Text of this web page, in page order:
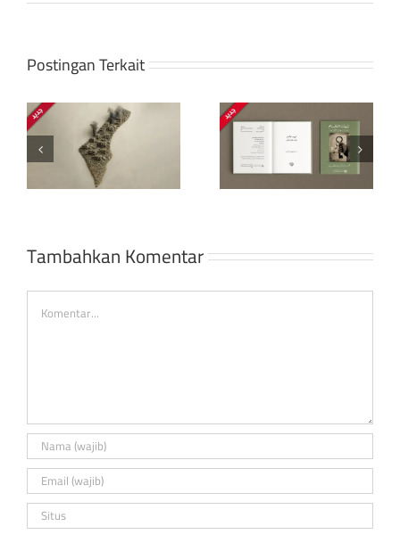
Postingan Terkait
Meneguhkan
langkah: dalam
keyakinan atas
perkara-perkara
Bagaimana Israel
model
pemerintahannya
kepada Trump
dan Eropa dalam
dianggap
menentang
Tambahkan Komentar
Comment